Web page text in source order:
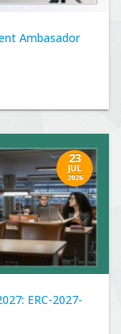
Ambasador
23
JUL
2026
ERC-2027-